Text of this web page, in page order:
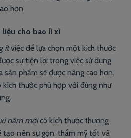
hơn.
liệu cho bao lì xì
ítviệc để lựa chọn một kích thước
sự tiện lợi trong việc sử dụng
sản phẩm sẽ được nâng cao hơn.
thước phù hợp với đúng như
năm mớicó kích thước thương
tạo nên sự gọn, thẩm mỹ tốt và